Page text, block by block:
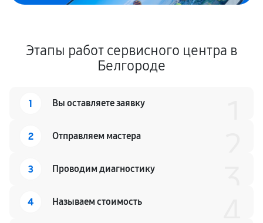
Этапы работ сервисного центра в
Белгороде
1 Вы оставляете заявку
2 Отправляем мастера
3 Проводим диагностику
4 Называем стоимость